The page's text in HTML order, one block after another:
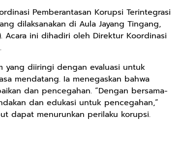
Pemberantasan Korupsi Terintegrasi
dilaksanakan di Aula Jayang Tingang,
Acara ini dihadiri oleh Direktur Koordinasi
yang diiringi dengan evaluasi untuk
mendatang. Ia menegaskan bahwa
dan pencegahan. “Dengan bersama-
dan edukasi untuk pencegahan,”
dapat menurunkan perilaku korupsi.